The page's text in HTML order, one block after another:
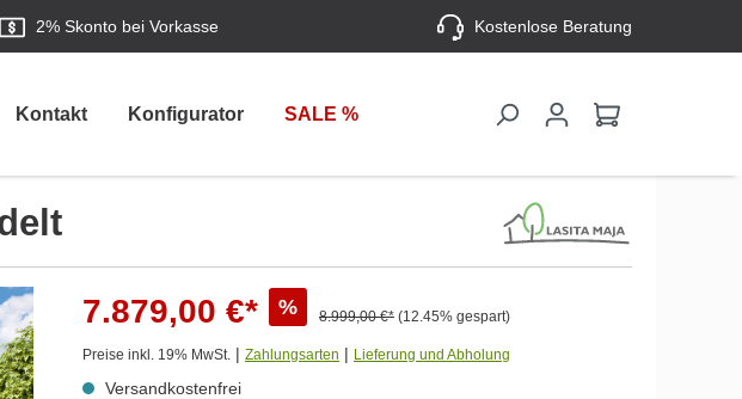
2% Skonto bei Vorkasse Kostenlose Beratung
Kontakt Konfigurator SALE %
7.879,00 €* % 8.999,00 €* (12.45% gespart)
Preise inkl. 19% MwSt. | Zahlungsarten | Lieferung und Abholung
Versandkostenfrei